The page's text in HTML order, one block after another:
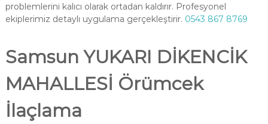
problemlerini kalıcı olarak ortadan kaldırır. Profesyonel
ekiplerimiz detaylı uygulama gerçekleştirir. 0543 867 8769
Samsun YUKARI DİKENCİK
MAHALLESİ Örümcek
İlaçlama